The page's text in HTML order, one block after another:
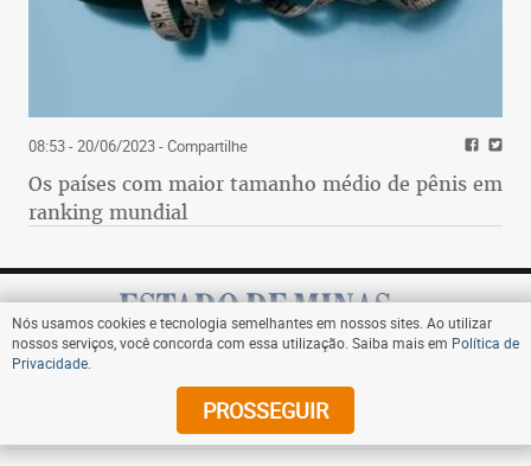
08:53 - 20/06/2023- Compartilhe
Os países com maior tamanho médio de pênis em
ranking mundial
Assine
Nós usamos cookies e tecnologia semelhantes em nossos sites. Ao utilizar
nossos serviços, você concorda com essa utilização. Saiba mais em Política de
Privacidade
PROSSEGUIR